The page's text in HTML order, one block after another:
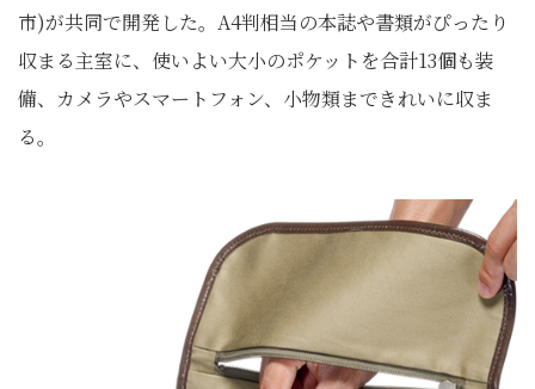
市)が共同で開発した。A4判相当の本誌や書類がぴったり
収まる主室に、使いよい大小のポケットを合計13個も装
備、カメラやスマートフォン、小物類まできれいに収ま
る。